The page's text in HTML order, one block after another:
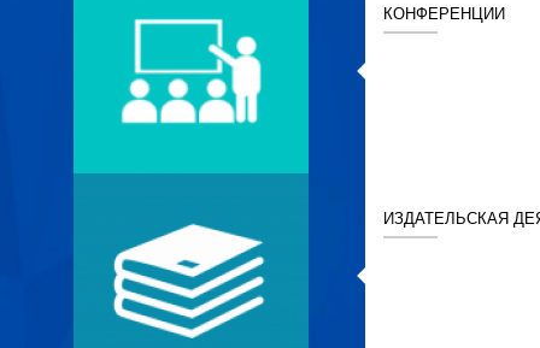
КОНФЕРЕНЦИИ
ИЗДАТЕЛЬСКАЯ